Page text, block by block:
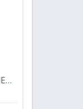
SFOLI KINDER HALBSCHUH/SNEAKER/BARFUSSSCHUHE SPORTI PINK ERG-SLS-40102